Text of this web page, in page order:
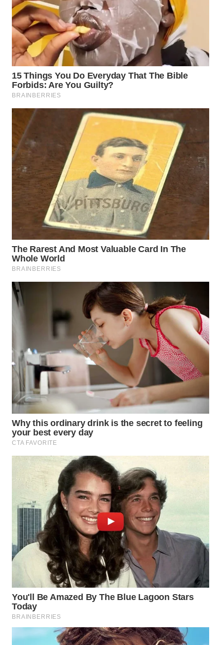
WN
BEKASI
WN
BOGOR
WN
TAPANULI
UTARA
WN
SAMOSIR
WN
PADANG
WN
SUMEDANG
CIANJUR
SERIBU
WN
TANGERANG
WN
BINJAI
WN
INDRAMAYU
WN
KUNINGAN
MAJALENGKA
WN
SUBANG
WN